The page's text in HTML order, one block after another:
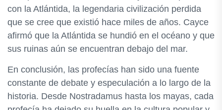
con la Atlántida, la legendaria civilización perdida
que se cree que existió hace miles de años. Cayce
afirmó que la Atlántida se hundió en el océano y que
sus ruinas aún se encuentran debajo del mar.
En conclusión, las profecías han sido una fuente
constante de debate y especulación a lo largo de la
historia. Desde Nostradamus hasta los mayas, cada